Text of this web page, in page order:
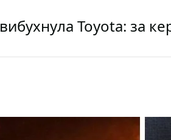
Toyota: за